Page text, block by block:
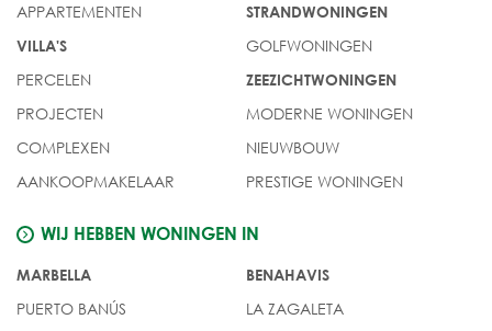
APPARTEMENTEN
VILLA'S
PERCELEN
PROJECTEN
COMPLEXEN
AANKOOPMAKELAAR
STRANDWONINGEN
GOLFWONINGEN
ZEEZICHTWONINGEN
MODERNE WONINGEN
NIEUWBOUW
PRESTIGE WONINGEN
WIJ HEBBEN WONINGEN IN
MARBELLA
PUERTO BANÚS
BENAHAVIS
LA ZAGALETA